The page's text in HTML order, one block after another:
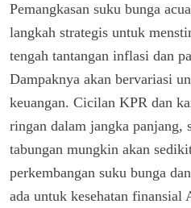
Pemangkasan suku bunga
langkah strategis untuk
tengah tantangan inflasi dan
Dampaknya akan bervariasi
keuangan. Cicilan KPR dan
ringan dalam jangka panjang,
tabungan mungkin akan
perkembangan suku bunga
ada untuk kesehatan finansial